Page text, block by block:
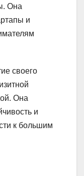
Она
и
своего
Она
и
к большим